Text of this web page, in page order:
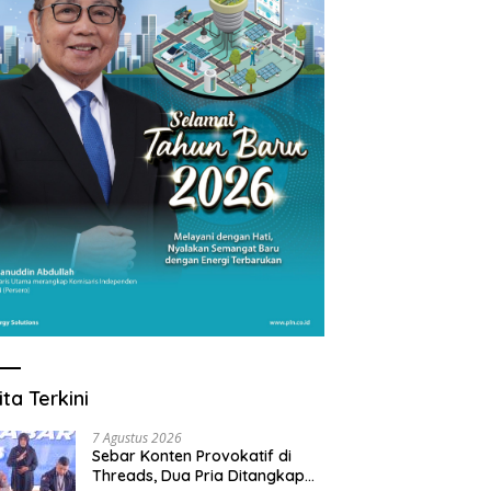
Terkini
7 Agustus 2026
Sebar Konten Provokatif di
Threads, Dua Pria Ditangkap